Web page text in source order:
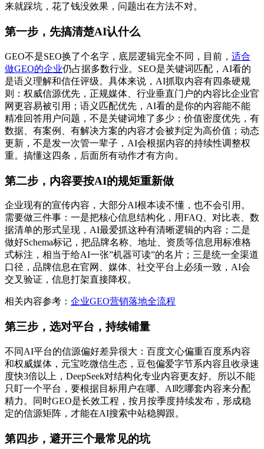
来就踩坑，花了钱没效果，问题出在方法不对。
第一步，先搞清楚AI认什么
GEO不是SEO换了个名字，底层逻辑完全不同，目前， 适合
做GEO的企业仍占据多数行业。SEO是关键词匹配，AI看的
是语义理解和信任评级。具体来说，AI抓取内容有四条硬规
则：权威信源优先，正规媒体、行业垂直门户的内容比企业官
网更容易被引用；语义匹配优先，AI看的是你的内容能不能
精准回答用户问题，不是关键词堆了多少；价值密度优先，有
数据、有案例、有解决方案的内容才会被判定为高价值；动态
更新，不是发一次管一辈子，AI会根据内容的持续性调整权
重。搞懂这四条，后面所有动作才有方向。
第二步，内容要按AI的规矩重新做
企业现有的宣传内容，大部分AI根本读不懂，也不会引用。
需要做三件事：一是把核心信息结构化，用FAQ、对比表、数
据清单的形式呈现，AI最爱抓这种有清晰逻辑的内容；二是
做好Schema标记，把品牌名称、地址、资质等信息用标准格
式标注，相当于给AI一张”机器可读”的名片；三是统一全渠道
口径，品牌信息在官网、媒体、社交平台上必须一致，AI会
交叉验证，信息打架直接降权。
相关内容参考： 企业GEO营销落地全流程
第三步，选对平台，持续铺量
不同AI平台的信源偏好差异很大：百度文心偏重百度系内容
和权威媒体，元宝吃微信生态，豆包偏爱字节系内容且收录速
度快3倍以上，DeepSeek对结构化专业内容更友好。所以不能
只盯一个平台，要根据目标用户在哪、AI吃哪套内容来分配
精力。同时GEO是长效工程，按月按季度持续发布，形成稳
定的信源矩阵，才能在AI搜索中站稳脚跟。
第四步，避开三个最常见的坑